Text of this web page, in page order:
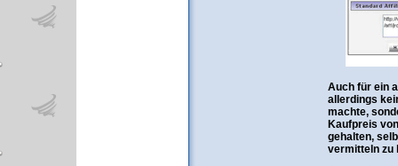
Auch für ein
allerdings
machte,
Kaufpreis
gehalten,
vermitteln zu